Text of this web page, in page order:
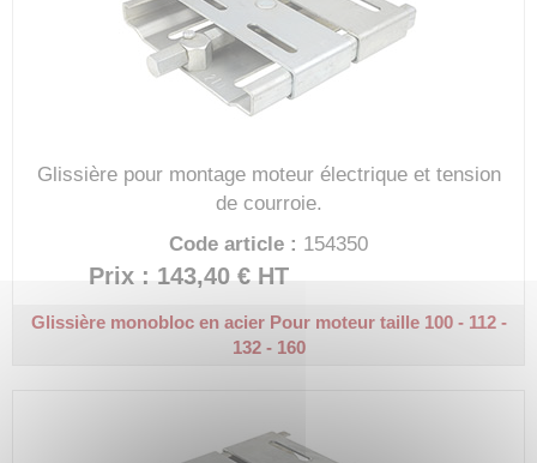
Glissière pour montage moteur électrique et tension
de courroie.
Code article : 154350
Prix : 143,40 € HT
Glissière monobloc en acierPour moteur taille 100 - 112 -
132 - 160